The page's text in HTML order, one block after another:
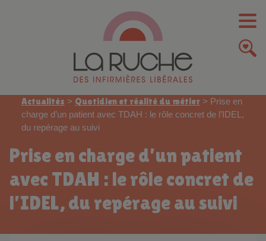
Actualités > Quotidien et réalité du métier > Prise en
charge d’un patient avec TDAH : le rôle concret de l’IDEL,
du repérage au suivi
Prise en charge d’un patient
avec TDAH : le rôle concret de
l’IDEL, du repérage au suivi